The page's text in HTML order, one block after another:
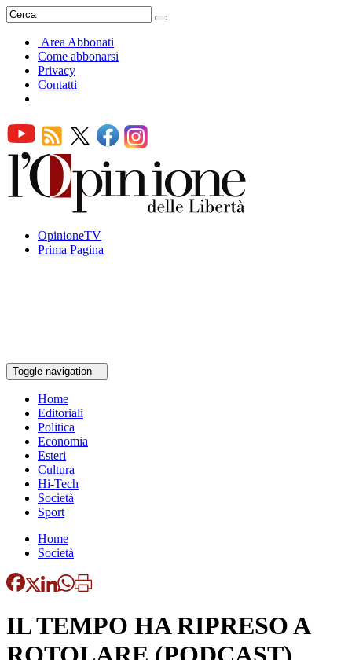
Area Abbonati
Come abbonarsi
Privacy
Contatti
OpinioneTV
Prima Pagina
Toggle navigation
Home
Editoriali
Politica
Economia
Esteri
Cultura
Hi-Tech
Società
Sport
Home
Società
IL TEMPO HA RIPRESO A